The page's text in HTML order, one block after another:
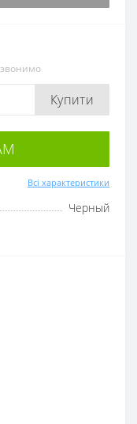
Купити
Всі характеристики
Черный